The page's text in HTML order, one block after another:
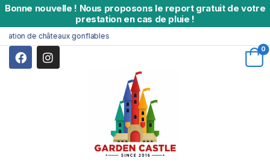
Bonne nouvelle ! Nous proposons le report gratuit de votre
prestation en cas de pluie !
de châteaux gonflables
0